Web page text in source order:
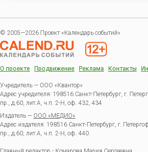
© 2005—2026 Проект «Календарь событий»
О проекте Продвижение Реклама Контакты
Учредитель — ООО «Квантор»
Адрес учредителя: 198516 Санкт-Петербург, г.
пр., д.60, лит.А, ч.п. 2-Н, оф. 432, 434
Издатель — ООО «МЕДИО»
Адрес издателя: 198516 Санкт-Петербург, г.
пр., д.60, лит.А, ч.п. 2-Н, оф. 440